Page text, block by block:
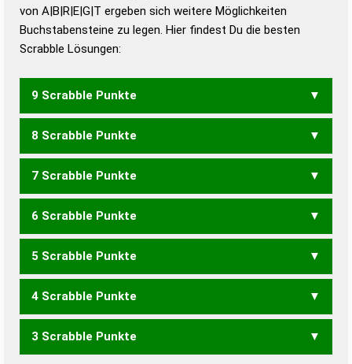
Duden – Die deutsche Grammatik
Duden – Deutsches
von A|B|R|E|G|T ergeben sich weitere Möglichkeiten
Buchstabensteine zu legen. Hier findest Du die besten
Scrabble Lösungen:
9 Scrabble Punkte
BETRAG ERGABT GEBART
8 Scrabble Punkte
BARGT BERGT ERGAB
GRABT
7 Scrabble Punkte
BARG BERG GABE GABT
BERAT BRATE ERBAT TRABE
6 Scrabble Punkte
AGB BEG GAB GEB ABER
BETA
BRAT ERBT RABE TABE TRAB EGART GARET GARTE
GERAT GRATE RAGET
5 Scrabble Punkte
ABT BAR BAT BET ERB
GERT GRAT RAGE RAGT TAGE TRAG
4 Scrabble Punkte
ARG ERG GAR GAT GER
3 Scrabble Punkte